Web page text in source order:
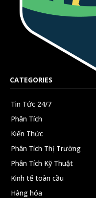
CATEGORIES
Tin Tức 24/7
Phân Tích
Kiến Thức
Phân Tích Thị Trường
Phân Tích Kỹ Thuật
Kinh tế toàn cầu
Hàng hóa